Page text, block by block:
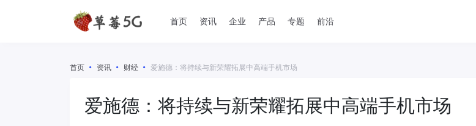
首页 资讯 企业 产品 专题 前沿
首页 资讯 财经 爱施德：将持续与新荣耀拓展中高端手机市场
爱施德：将持续与新荣耀拓展中高端手机市场